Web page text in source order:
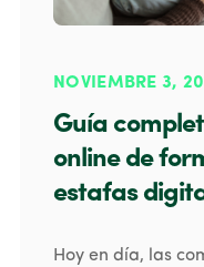
NOVIEMBRE 3,
Guía
online de
estafas
Hoy en día, las